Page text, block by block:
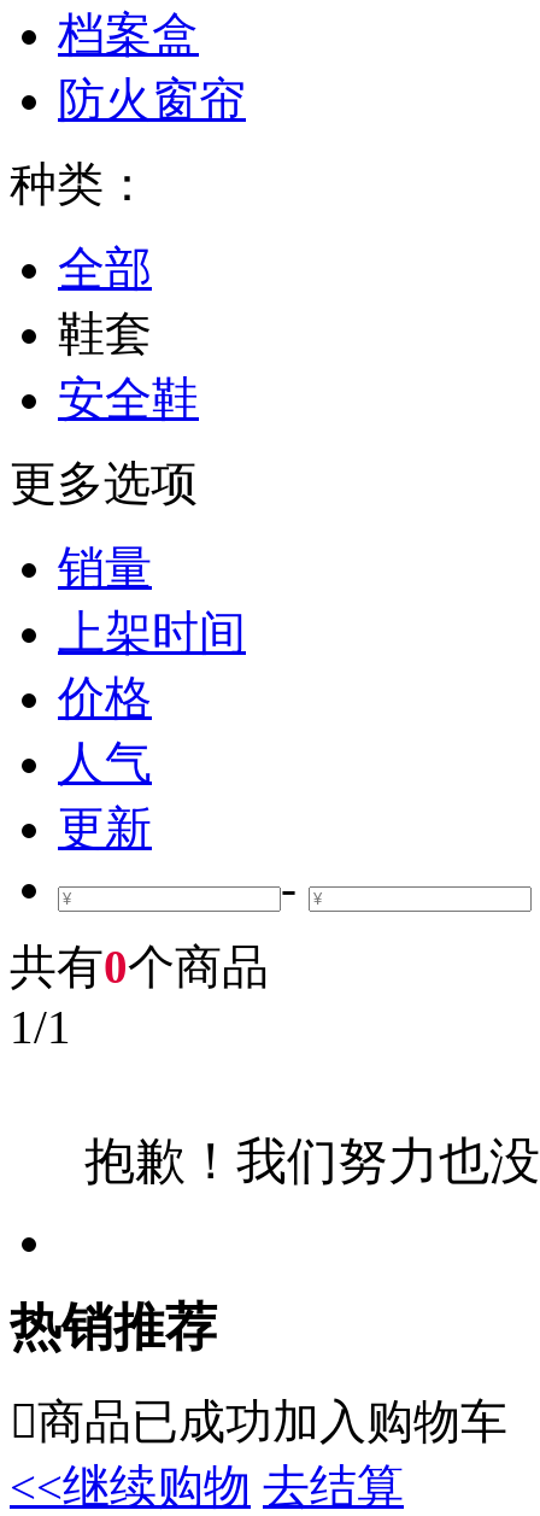
档案盒
防火窗帘
种类：
全部
鞋套
安全鞋
更多选项
销量
上架时间
价格
人气
更新
-
共有0个商品
1/1
抱歉！我们努力也
热销推荐
商品已成功加入购物车
<<继续购物 去结算